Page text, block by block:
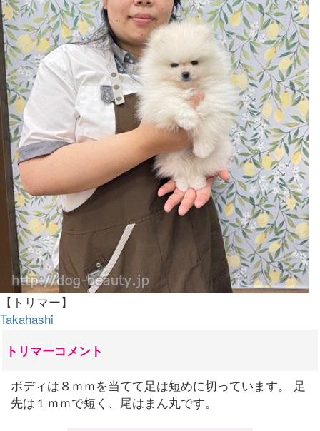
【トリマー】
Takahashi
トリマーコメント
ボディは８ｍｍを当てて足は短めに切っています。 足
先は１ｍｍで短く、尾はまん丸です。